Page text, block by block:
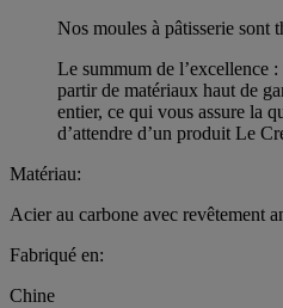
Nos moules à pâtisserie sont
Le summum de l’excellence
partir de matériaux haut de
entier, ce qui vous assure la
d’attendre d’un produit Le
Matériau:
Acier au carbone avec revêtement
Fabriqué en:
Chine